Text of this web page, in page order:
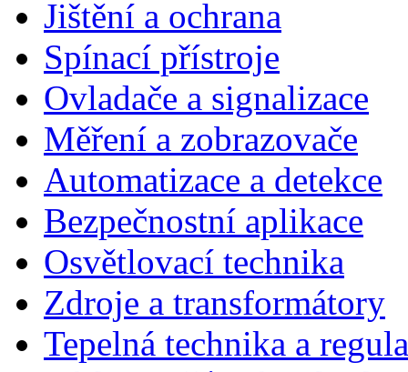
Jištění a ochrana
Spínací přístroje
Ovladače a signalizace
Měření a zobrazovače
Automatizace a detekce
Bezpečnostní aplikace
Osvětlovací technika
Zdroje a transformátory
Tepelná technika a